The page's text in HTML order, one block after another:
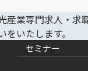
セミナー